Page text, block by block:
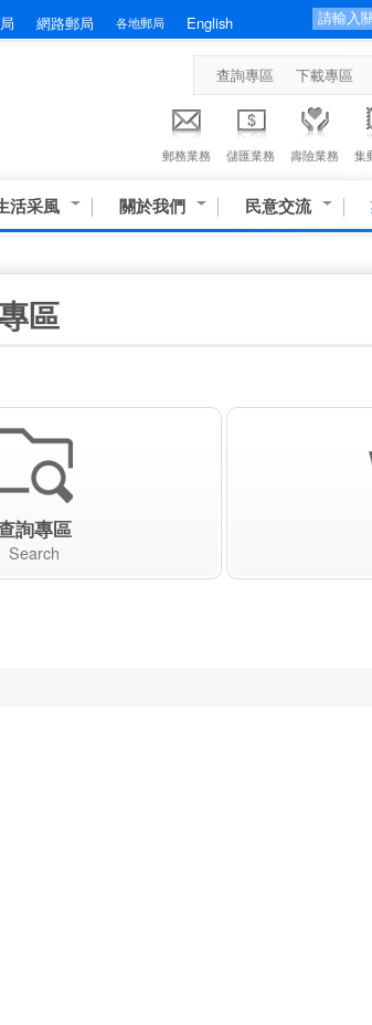
網路郵局 各地郵局 English
查詢專區 下載專區
郵務業務 儲匯業務 壽險業務 集
活采風 關於我們 民意交流
區
詢專區
Search